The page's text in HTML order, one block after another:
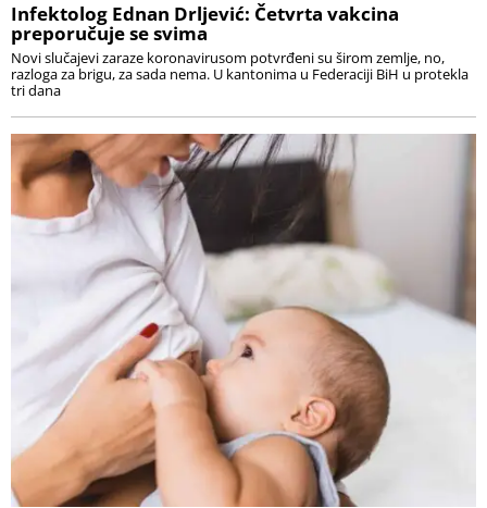
Infektolog Ednan Drljević: Četvrta vakcina
preporučuje se svima
Novi slučajevi zaraze koronavirusom potvrđeni su širom zemlje, no,
razloga za brigu, za sada nema. U kantonima u Federaciji BiH u protekla
tri dana